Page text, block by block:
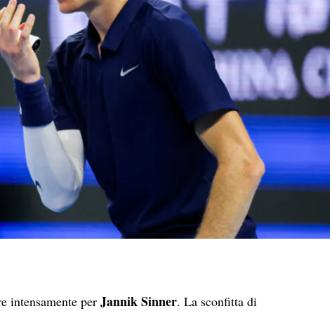
intensamente perJannik Sinner. La sconfitta di